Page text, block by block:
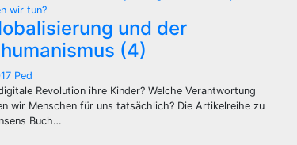
wir tun?
und der
(4)
Ped
Revolution ihre Kinder? Welche Verantwortung
wir Menschen für uns tatsächlich? Die Artikelreihe zu
Buch…